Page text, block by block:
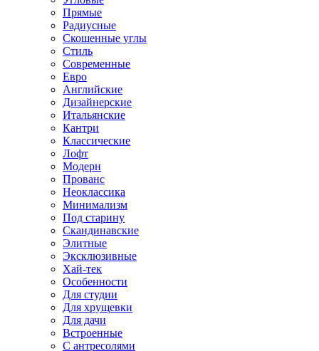
Прямые
Радиусные
Скошенные углы
Стиль
Современные
Евро
Английские
Дизайнерские
Итальянские
Кантри
Классические
Лофт
Модерн
Прованс
Неоклассика
Минимализм
Под старину
Скандинавские
Элитные
Эксклюзивные
Хай-тек
Особенности
Для студии
Для хрущевки
Для дачи
Встроенные
С антресолями